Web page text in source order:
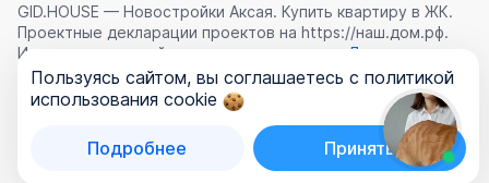
GID.HOUSE — Новостройки Аксая. Купить квартиру в ЖК.
Проектные декларации проектов на https://наш.дом.рф.
Использование сайта означает согласие с
Лицензионным
соглашением ,Политикой конфиденциальностии
Политикой обработки персональных данных
ООО «ГИД.ХАУЗ»
Пользуясь сайтом, вы соглашаетесь с политикой
использования cookie
Подробнее Принять